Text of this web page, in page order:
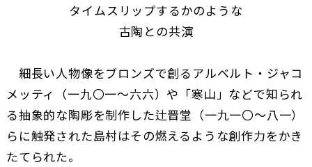
タイムスリップするかのような
古陶との共演
細長い人物像をブロンズで創るアルベルト・ジャコ
メッティ（一九〇一～六六）や「寒山」などで知られ
る抽象的な陶彫を制作した辻晋堂（一九一〇～八一）
らに触発された島村はその燃えるような創作力をかき
たてられた。